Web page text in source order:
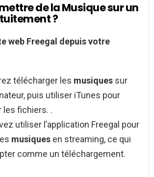
de la Musique sur un
?
web Freegal depuis votre
télécharger les musiques sur
puis utiliser iTunes pour
les fichiers. .
utiliser l’application Freegal pour
musiques en streaming, ce qui
comme un téléchargement.